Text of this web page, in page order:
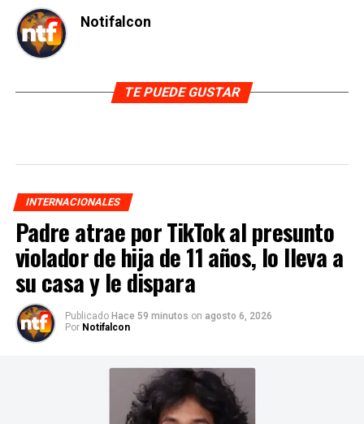
Notifalcon
TE PUEDE GUSTAR
INTERNACIONALES
Padre atrae por TikTok al presunto
violador de hija de 11 años, lo lleva a
su casa y le dispara
Publicado Hace 59 minutos on agosto 6, 2026
Por Notifalcon